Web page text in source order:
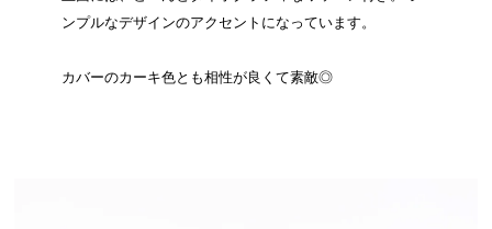
ンプルなデザインのアクセントになっています。
カバーのカーキ色とも相性が良くて素敵◎